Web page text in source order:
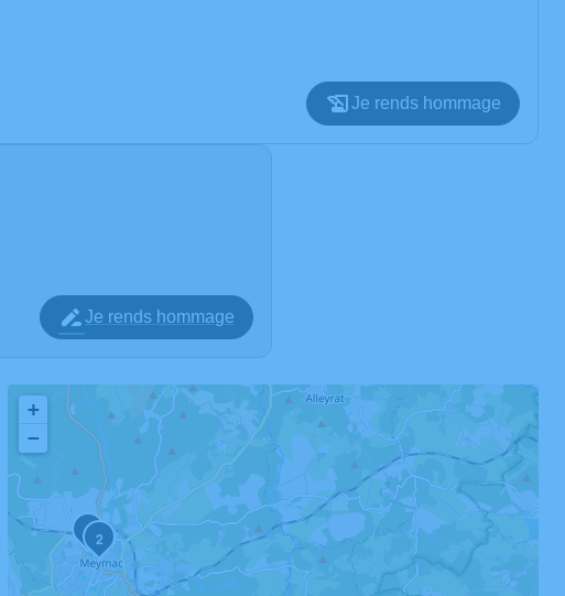
Je rends hommage
Je rends hommage
2
3
+
−